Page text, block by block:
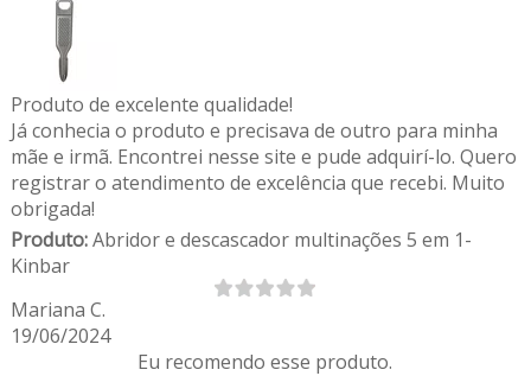
Produto de excelente qualidade!
Já conhecia o produto e precisava de outro para minha
mãe e irmã. Encontrei nesse site e pude adquirí-lo. Quero
registrar o atendimento de excelência que recebi. Muito
obrigada!
Produto:Abridor e descascador multinações 5 em 1-
Kinbar
Mariana C.
19/06/2024
Eu recomendo esse produto.